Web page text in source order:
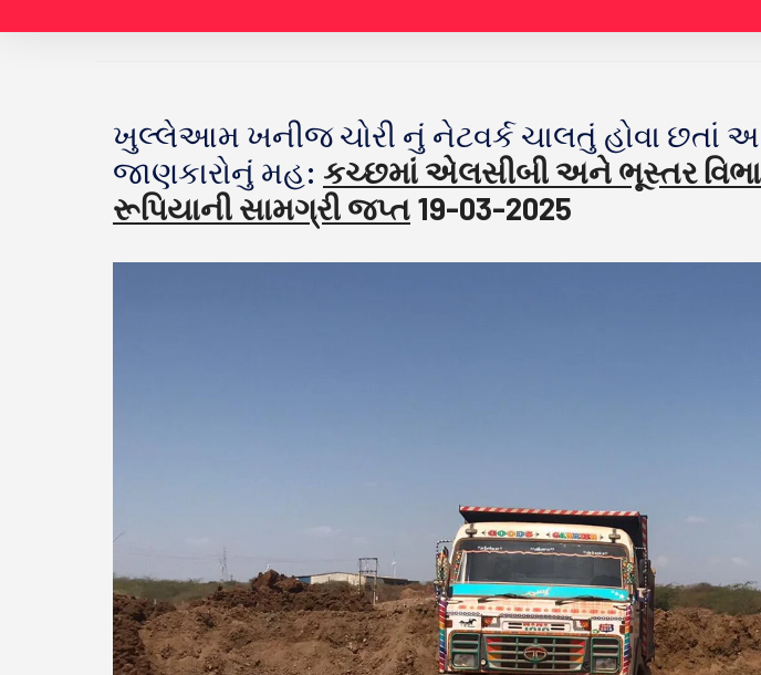
ખુલ્લેઆમ ખનીજ ચોરી નું નેટવર્ક ચાલતું હોવા છતાં
જાણકારોનું મહ: કચ્છમાં એલસીબી અને ભૂસ્તર
રૂપિયાની સામગ્રી જપ્ત 19-03-2025